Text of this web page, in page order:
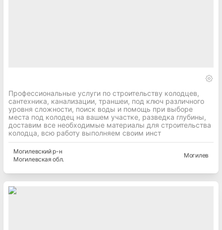
Профессиональные услуги по строительству колодцев,
сантехника, канализации, траншеи, под ключ различного
уровня сложности, поиск воды и помощь при выборе
места под колодец на вашем участке, разведка глубины,
доставим все необходимые материалы для строительства
колодца, всю работу выполняем своим инст
Могилевскийр-н
Могилевская обл.
Могилев